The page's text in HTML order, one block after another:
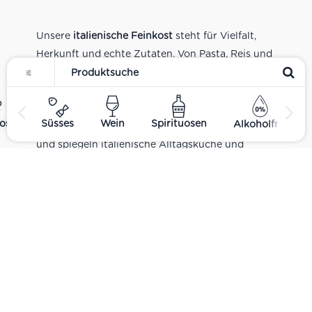
Süsses Wein Spirituosen Alkoholfrei
Unsere italienische Feinkoststeht für Vielfalt,
Herkunft und echte Zutaten. Von Pasta, Reis und
Tomatensaucen über Olivenöl, Antipasti und
Pesto bis zu Balsamico und Spezialitäten aus
verschiedenen Regionen Italiens. Alle Produkte
sind Teil unseres realen Supermarkt-Sortiments
und spiegeln italienische Alltagsküche und